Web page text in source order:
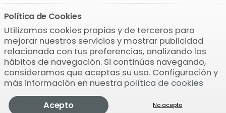
Lotería de
Navidad
Comprobar Pronosticador Jugar
Descarga la APP
Política de Cookies
Utilizamos cookies propias y de terceros para
mejorar nuestros servicios y mostrar publicidad
relacionada con tus preferencias, analizando los
hábitos de navegación. Si continúas navegando,
consideramos que aceptas su uso. Configuración y
más información en nuestra política de cookies
Acepto
No acepto